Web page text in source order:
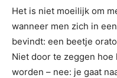
Het is niet moeilijk om
wanneer men zich in
bevindt: een beetje
Niet door te zeggen
worden – nee: je gaat